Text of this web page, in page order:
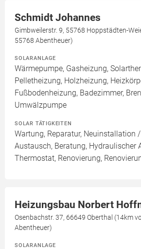
Schmidt Johannes
Gimbweilerstr. 9, 55768 Hoppstädten-
55768 Abentheuer)
SOLARANLAGE
Wärmepumpe, Gasheizung,
Pelletheizung, Holzheizung,
Fußbodenheizung, Badezimmer,
Umwälzpumpe
SOLAR TÄTIGKEITEN
Wartung, Reparatur, Neuinstallation
Austausch, Beratung, Hydraulischer
Thermostat, Renovierung,
Heizungsbau Norbert
Osenbachstr. 37, 66649 Oberthal (14km
Abentheuer)
SOLARANLAGE